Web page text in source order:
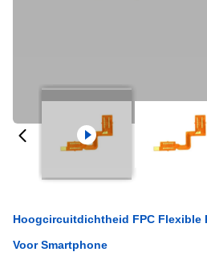
Hoogcircuitdichtheid FPC Flexible
Voor Smartphone